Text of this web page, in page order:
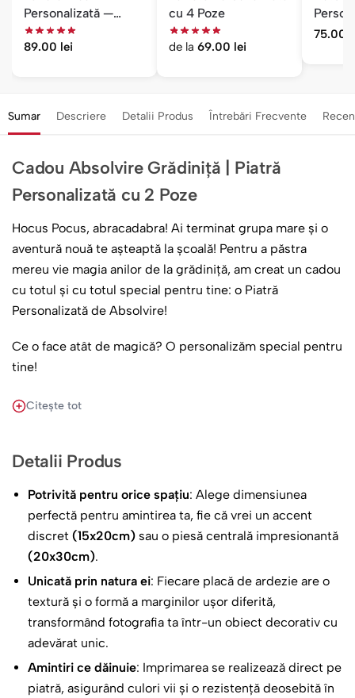
Personalizată —
Cadou pentru El
89.00 lei
cu 4 Poze
de la 69.00 lei
Poză
75.00
Sumar Descriere Detalii Produs Întrebări Frecvente
Cadou Absolvire Grădiniță | Piatră
Personalizată cu 2 Poze
Hocus Pocus, abracadabra! Ai terminat grupa mare și o
aventură nouă te așteaptă la școală! Pentru a păstra
mereu vie magia anilor de la grădiniță, am creat un cadou
cu totul și cu totul special pentru tine: o Piatră
Personalizată de Absolvire!
Ce o face atât de magică? O personalizăm special pentru
tine!
Cu zâmbetele tale: Alegem împreună două dintre cele
preferate. Le vom așeza cu multă grijă pe această piatră
Cu felicitări din inimă: Vom scrie mare „Felicitări pentru
Absolvire!” ca să știe toată lumea ce prichindel grozav
ești.
să-ți poarte noroc în noua ta călătorie:
Astăzi Grădinița îți face cu mâna 👋 și îți
urează o călătorie magică spre marea
lume a învățăturii! 🎒 Să ai un drum plin
Citește tot
Detalii Produs
Potrivită pentru orice spațiu: Alege dimensiunea
perfectă pentru amintirea ta, fie că vrei un accent
discret (15x20cm) sau o piesă centrală impresionantă
(20x30cm).
Unicată prin natura ei: Fiecare placă de ardezie are o
textură și o formă a marginilor ușor diferită,
transformând fotografia ta într-un obiect decorativ cu
adevărat unic.
Amintiri ce dăinuie: Imprimarea se realizează direct pe
piatră, asigurând culori vii și o rezistență deosebită în